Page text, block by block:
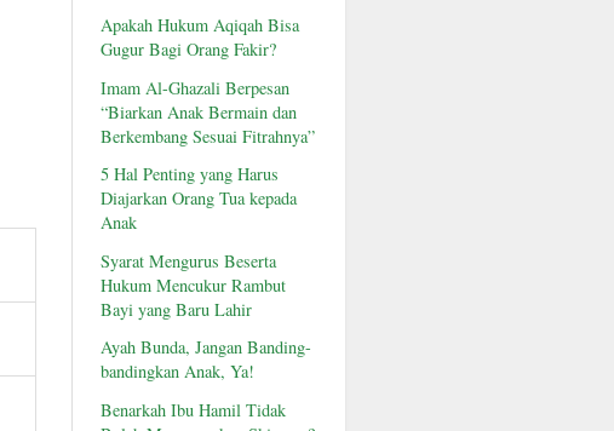
Apakah Hukum Aqiqah Bisa
Gugur Bagi Orang Fakir?
Imam Al-Ghazali Berpesan
“Biarkan Anak Bermain dan
Berkembang Sesuai Fitrahnya”
5 Hal Penting yang Harus
Diajarkan Orang Tua kepada
Anak
Syarat Mengurus Beserta
Hukum Mencukur Rambut
Bayi yang Baru Lahir
Ayah Bunda, Jangan Banding-
bandingkan Anak, Ya!
Benarkah Ibu Hamil Tidak